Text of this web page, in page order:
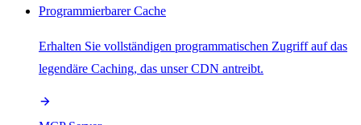
Programmierbarer Cache
Erhalten Sie vollständigen programmatischen Zugriff auf das
legendäre Caching, das unser CDN antreibt.